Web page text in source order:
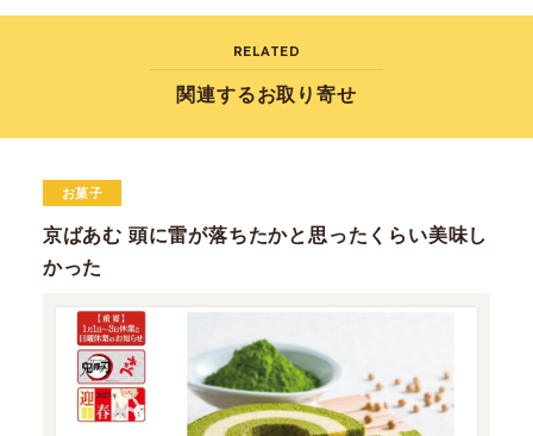
RELATED
関連するお取り寄せ
お菓子
京ばあむ 頭に雷が落ちたかと思ったくらい美味し
かった